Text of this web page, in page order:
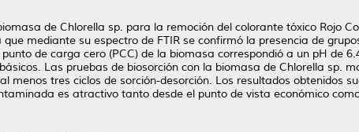
de Chlorella sp. para la remoción del colorante tóxico Rojo
mediante su espectro de FTIR se confirmó la presencia de
de carga cero (PCC) de la biomasa correspondió a un pH de
Las pruebas de biosorción con la biomasa de Chlorella sp.
menos tres ciclos de sorción-desorción. Los resultados obtenidos
es atractivo tanto desde el punto de vista económico